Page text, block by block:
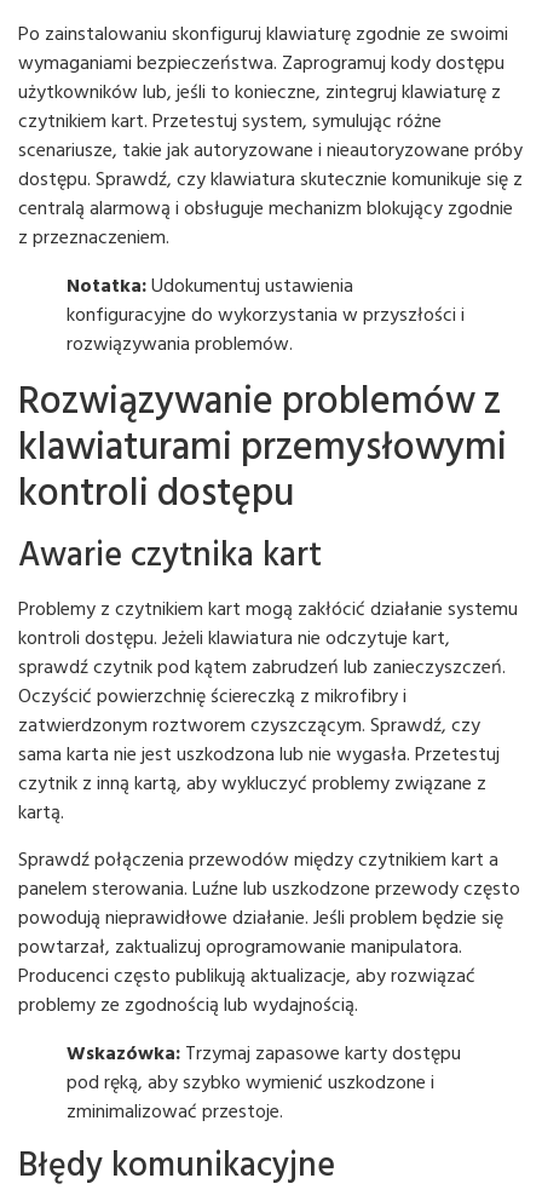
Po zainstalowaniu skonfiguruj klawiaturę zgodnie ze swoimi
wymaganiami bezpieczeństwa. Zaprogramuj kody dostępu
użytkowników lub, jeśli to konieczne, zintegruj klawiaturę z
czytnikiem kart. Przetestuj system, symulując różne
scenariusze, takie jak autoryzowane i nieautoryzowane próby
dostępu. Sprawdź, czy klawiatura skutecznie komunikuje się z
centralą alarmową i obsługuje mechanizm blokujący zgodnie
z przeznaczeniem.
Notatka:Udokumentuj ustawienia
konfiguracyjne do wykorzystania w przyszłości i
rozwiązywania problemów.
Rozwiązywanie problemów z
klawiaturami przemysłowymi
kontroli dostępu
Awarie czytnika kart
Problemy z czytnikiem kart mogą zakłócić działanie systemu
kontroli dostępu. Jeżeli klawiatura nie odczytuje kart,
sprawdź czytnik pod kątem zabrudzeń lub zanieczyszczeń.
Oczyścić powierzchnię ściereczką z mikrofibry i
zatwierdzonym roztworem czyszczącym. Sprawdź, czy
sama karta nie jest uszkodzona lub nie wygasła. Przetestuj
czytnik z inną kartą, aby wykluczyć problemy związane z
kartą.
Sprawdź połączenia przewodów między czytnikiem kart a
panelem sterowania. Luźne lub uszkodzone przewody często
powodują nieprawidłowe działanie. Jeśli problem będzie się
powtarzał, zaktualizuj oprogramowanie manipulatora.
Producenci często publikują aktualizacje, aby rozwiązać
problemy ze zgodnością lub wydajnością.
Wskazówka:Trzymaj zapasowe karty dostępu
pod ręką, aby szybko wymienić uszkodzone i
zminimalizować przestoje.
Błędy komunikacyjne